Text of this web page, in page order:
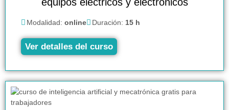
Modalidad: online Duración: 15 h
Ver detalles del curso